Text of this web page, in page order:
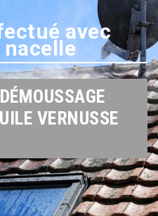
avec
VERNUSSE